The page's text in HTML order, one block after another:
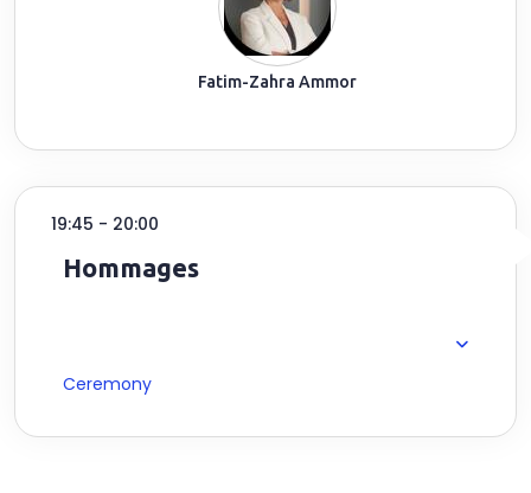
Fatim-Zahra Ammor
19:45 - 20:00
Hommages
Ceremony